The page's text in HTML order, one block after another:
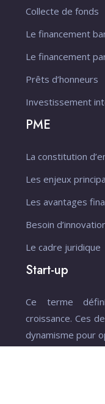
Collecte de fonds
Le financement
Le financement
Prêts d’honneurs
Investissement
PME
La constitution
Les enjeux
Les avantages
Besoin
Le cadre juridique
Start-up
Ce terme
croissance. Ces
dynamisme pour